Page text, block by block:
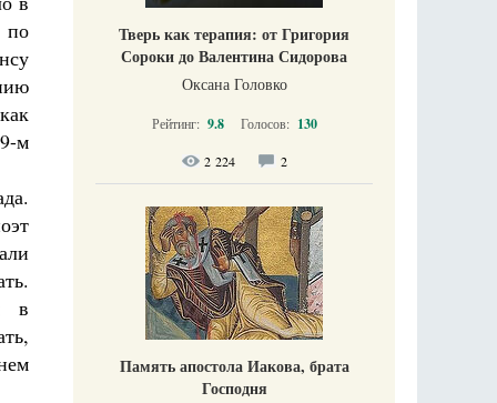
по
м
в
Тверь как терапия: от Григория
Сороки до Валентина Сидорова
Оксана Головко
Рейтинг: 9.8 Голосов: 130
2 224 2
Память апостола Иакова, брата
Господня